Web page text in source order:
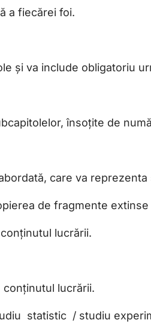
a fiecărei foi.
și va include obligatoriu
însoțite de
care va
de fragmente
lucrării.
conținutul lucrării.
statistic / studiu